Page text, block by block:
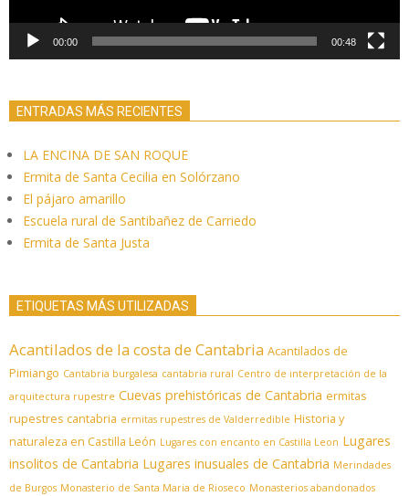
00:00 00:48
ENTRADAS MÁS RECIENTES
LA ENCINA DE SAN ROQUE
Ermita de Santa Cecilia en Solórzano
El pájaro amarillo
Escuela rural de Santibañez de Carriedo
Ermita de Santa Justa
ETIQUETAS MÁS UTILIZADAS
Acantilados de la costa de Cantabria Acantilados de
Pimiango Cantabria burgalesa cantabria rural Centro de interpretación de la
arquitectura rupestre Cuevas prehistóricas de Cantabria ermitas
rupestres cantabria ermitas rupestres de Valderredible Historia y
naturaleza en Castilla León Lugares con encanto en Castilla Leon Lugares
insolitos de Cantabria Lugares inusuales de Cantabria Merindades
de Burgos Monasterio de Santa Maria de Rioseco Monasterios abandonados